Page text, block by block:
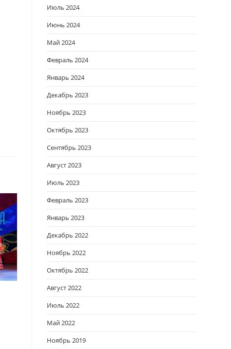
Июль 2024
Июнь 2024
Май 2024
Февраль 2024
Январь 2024
Декабрь 2023
Ноябрь 2023
Октябрь 2023
Сентябрь 2023
Август 2023
Июль 2023
Февраль 2023
Январь 2023
Декабрь 2022
Ноябрь 2022
Октябрь 2022
Август 2022
Июль 2022
Май 2022
Ноябрь 2019